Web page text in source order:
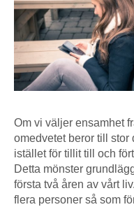
Om vi väljer ensamhet
omedvetet beror till stor
istället för tillit till och
Detta mönster
första två åren av vårt
flera personer så som